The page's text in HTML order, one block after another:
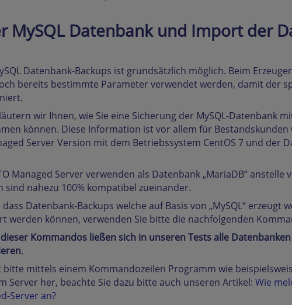
MySQL Datenbank und Import der
Datenbank-Backups ist grundsätzlich möglich. Beim
bereits bestimmte Parameter verwendet werden, damit der
wir Ihnen, wie Sie eine Sicherung der MySQL-Datenbank
können. Diese Information ist vor allem für
Server Version mit dem Betriebssystem CentOS 7 und der
Managed Server verwenden als Datenbank „MariaDB“ anstelle
sind nahezu 100% kompatibel zueinander.
Datenbank-Backups welche auf Basis von „MySQL“ erzeugt
werden können, verwenden Sie bitte die nachfolgenden
Kommandos ließen sich in unseren Tests alle
.
bitte mittels einem Kommandozeilen Programm wie
Server her, beachte Sie dazu bitte auch unseren Artikel: Wie
Server an?